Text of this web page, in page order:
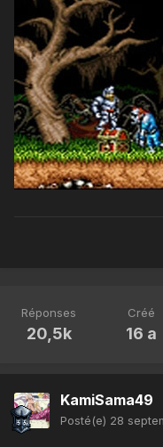
Réponses
20,5k
Créé
16 a
KamiSama49
Posté(e) 28